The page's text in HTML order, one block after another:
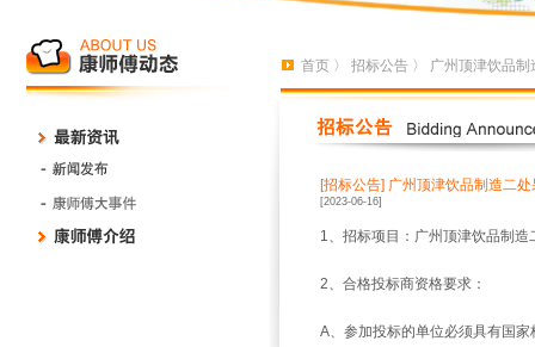
首页 〉 招标公告 〉 广州顶津饮品
[招标公告] 广州顶津饮品制造二
[2023-06-16]
1、招标项目：广州顶津饮品制
2、合格投标商资格要求：
A、参加投标的单位必须具有国